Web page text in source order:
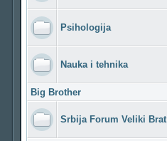
Psihologija
Nauka i tehnika
Big Brother
Srbija Forum Veliki Brat